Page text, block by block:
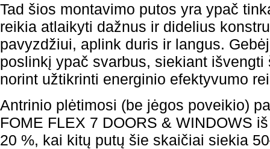
Tad šios montavimo putos yra ypač
reikia atlaikyti dažnus ir didelius
pavyzdžiui, aplink duris ir langus.
poslinkį ypač svarbus, siekiant
norint užtikrinti energinio efektyvumo
Antrinio plėtimosi (be jėgos poveikio)
FOME FLEX 7 DOORS & WINDOWS
20 %, kai kitų putų šie skaičiai siekia